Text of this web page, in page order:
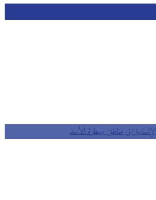
إلى مناطق سيطرة الأسد